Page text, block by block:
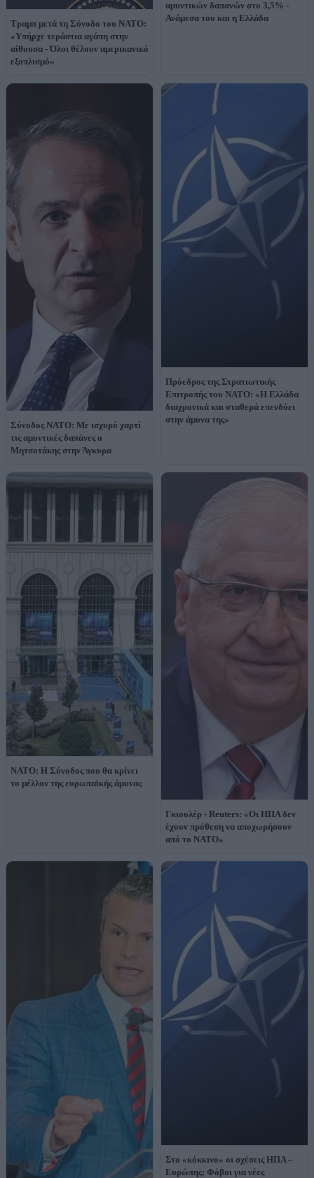
Τραμπ μετά τη Σύνοδο του ΝΑΤΟ:
«Υπήρχε τεράστια αγάπη στην
αίθουσα - Όλοι θέλουν αμερικανικό
εξοπλισμό»
αμυντικών δαπανών στο 3,5% -
Ανάμεσα του και η Ελλάδα
Σύνοδος ΝΑΤΟ: Με ισχυρό χαρτί
τις αμυντικές δαπάνες ο
Μητσοτάκης στην Άγκυρα
Πρόεδρος της Στρατιωτικής
Επιτροπής του ΝΑΤΟ: «Η Ελλάδα
διαχρονικά και σταθερά επενδύει
στην άμυνα της»
ΝΑΤΟ: Η Σύνοδος που θα κρίνει
το μέλλον της ευρωπαϊκής άμυνας
Γκιουλέρ - Reuters: «Οι ΗΠΑ δεν
έχουν πρόθεση να αποχωρήσουν
από το ΝΑΤΟ»
Στο «κόκκινο» οι σχέσεις ΗΠΑ –
Ευρώπης: Φόβοι για νέες